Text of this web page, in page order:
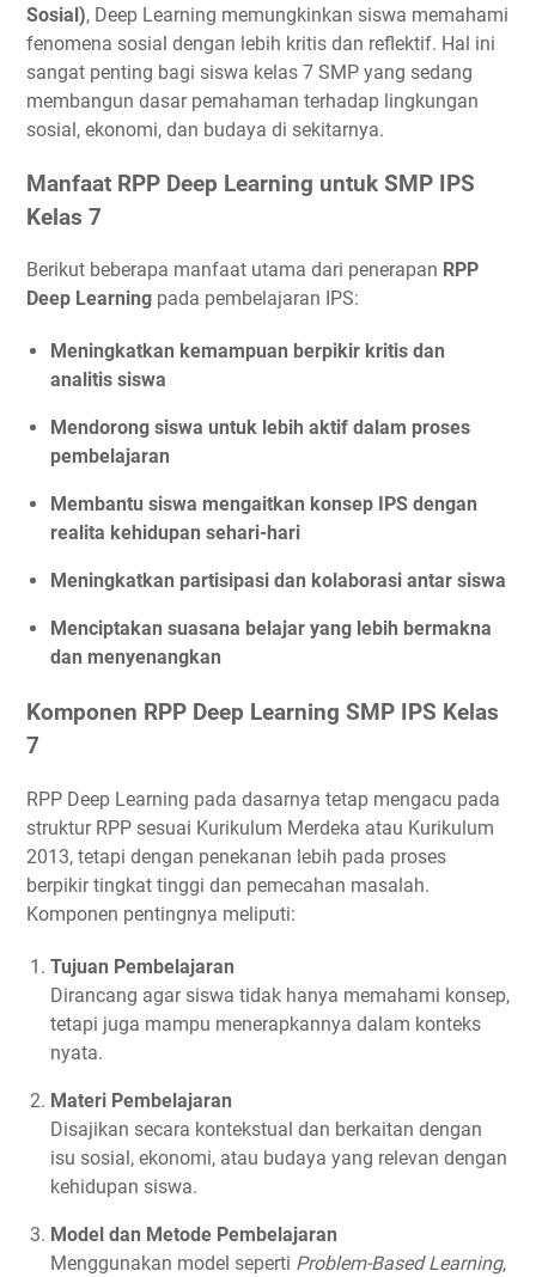
Sosial), Deep Learning memungkinkan siswa memahami
fenomena sosial dengan lebih kritis dan reflektif. Hal ini
sangat penting bagi siswa kelas 7 SMP yang sedang
membangun dasar pemahaman terhadap lingkungan
sosial, ekonomi, dan budaya di sekitarnya.
Manfaat RPP Deep Learning untuk SMP IPS
Kelas 7
Berikut beberapa manfaat utama dari penerapan RPP
Deep Learning pada pembelajaran IPS:
Meningkatkan kemampuan berpikir kritis dan
analitis siswa
Mendorong siswa untuk lebih aktif dalam proses
pembelajaran
Membantu siswa mengaitkan konsep IPS dengan
realita kehidupan sehari-hari
Meningkatkan partisipasi dan kolaborasi antar siswa
Menciptakan suasana belajar yang lebih bermakna
dan menyenangkan
Komponen RPP Deep Learning SMP IPS Kelas
7
RPP Deep Learning pada dasarnya tetap mengacu pada
struktur RPP sesuai Kurikulum Merdeka atau Kurikulum
2013, tetapi dengan penekanan lebih pada proses
berpikir tingkat tinggi dan pemecahan masalah.
Komponen pentingnya meliputi:
Tujuan Pembelajaran
Dirancang agar siswa tidak hanya memahami konsep,
tetapi juga mampu menerapkannya dalam konteks
nyata.
Materi Pembelajaran
Disajikan secara kontekstual dan berkaitan dengan
isu sosial, ekonomi, atau budaya yang relevan dengan
kehidupan siswa.
Model dan Metode Pembelajaran
Menggunakan model seperti Problem-Based Learning,